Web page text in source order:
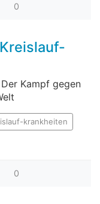
0
Kampf gegen
krankheiten
0